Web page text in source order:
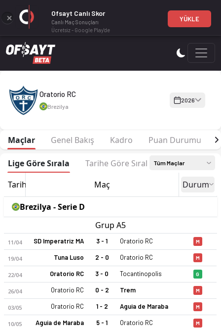
Oratorio RC 2026 sezonu | Amapaense'de 2. sırada, 15
Oratorio RC
Brezilya
2026
Maçlar Genel Bakış Kadro Puan Durumu
Lige Göre Sırala Tarihe Göre Sırala Tüm Maçlar
Tarih Maç Durum
Brezilya - Serie D
Grup A5
11/04 SD Imperatriz MA 3 - 1 Oratorio RC M
19/04 Tuna Luso 2 - 0 Oratorio RC M
22/04 Oratorio RC 3 - 0 Tocantinopolis G
26/04 Oratorio RC 0 - 2 Trem M
03/05 Oratorio RC 1 - 2 Aguia de Maraba M
10/05 Aguia de Maraba 5 - 1 Oratorio RC M
Ofsayt Canlı Skor
Canlı Maç Sonuçları
Ücretsiz - Google Play'de
YÜKLE